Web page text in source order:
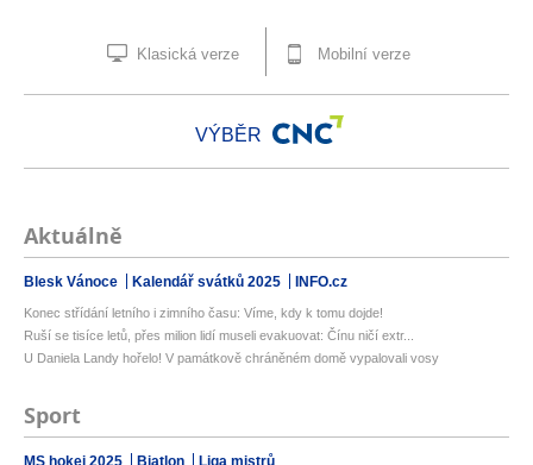
Klasická verze Mobilní verze
VÝBĚR
Aktuálně
Blesk Vánoce Kalendář svátků 2025 INFO.cz
Konec střídání letního i zimního času: Víme, kdy k tomu dojde!
Ruší se tisíce letů, přes milion lidí museli evakuovat: Čínu ničí extr...
U Daniela Landy hořelo! V památkově chráněném domě vypalovali vosy
Sport